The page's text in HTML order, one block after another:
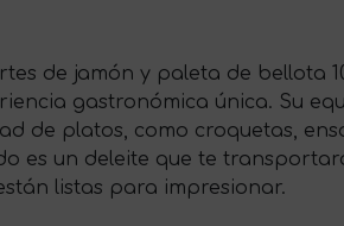
de jamón y paleta de bellota
gastronómica única. Su
de platos, como croquetas,
es un deleite que te
listas para impresionar.